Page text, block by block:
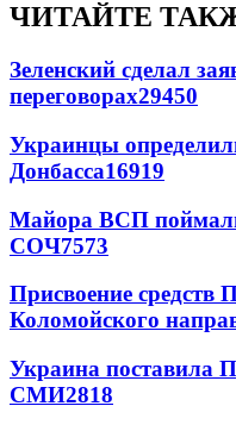
ЧИТАЙТЕ
Зеленский сделал
переговорах29450
Украинцы
Донбасса16919
Майора ВСП
СОЧ7573
Присвоение средств
Коломойского
Украина поставила
СМИ2818